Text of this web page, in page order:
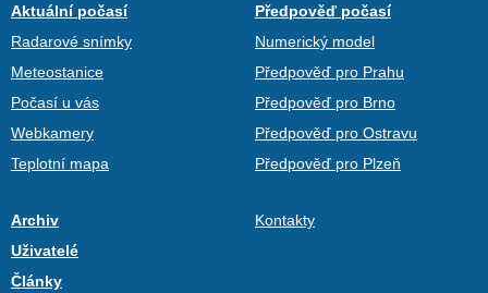
Aktuální počasí
Radarové snímky
Meteostanice
Počasí u vás
Webkamery
Teplotní mapa
Předpověď počasí
Numerický model
Předpověď pro Prahu
Předpověď pro Brno
Předpověď pro Ostravu
Předpověď pro Plzeň
Archiv
Uživatelé
Články
Kontakty